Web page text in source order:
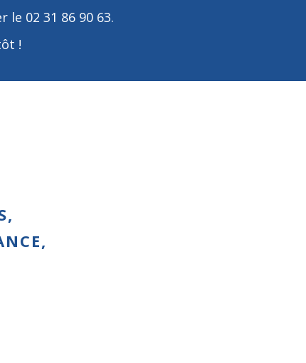
le 02 31 86 90 63.
!